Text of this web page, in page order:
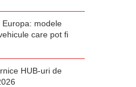
modele
care pot fi
HUB-uri de